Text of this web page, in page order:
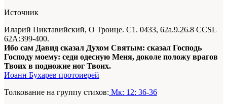
Источник
Иларий Пиктавийский, О Троице. С1. 0433, 62а.9.26.8 CCSL
62А:399-400.
Ибо сам Давид сказал Духом Святым: сказал Господь
Господу моему: седи одесную Меня, доколе положу врагов
Твоих в подножие ног Твоих.
Иоанн Бухарев протоиерей
Толкование на группу стихов: Мк: 12: 36-36